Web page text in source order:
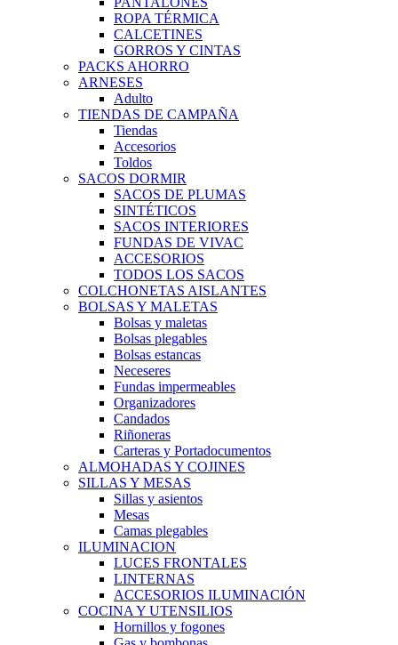
ROPA TÉRMICA
CALCETINES
GORROS Y CINTAS
PACKS AHORRO
ARNESES
Adulto
TIENDAS DE CAMPAÑA
Tiendas
Accesorios
Toldos
SACOS DORMIR
SACOS DE PLUMAS
SINTÉTICOS
SACOS INTERIORES
FUNDAS DE VIVAC
ACCESORIOS
TODOS LOS SACOS
COLCHONETAS AISLANTES
BOLSAS Y MALETAS
Bolsas y maletas
Bolsas plegables
Bolsas estancas
Neceseres
Fundas impermeables
Organizadores
Candados
Riñoneras
Carteras y Portadocumentos
ALMOHADAS Y COJINES
SILLAS Y MESAS
Sillas y asientos
Mesas
Camas plegables
ILUMINACION
LUCES FRONTALES
LINTERNAS
ACCESORIOS ILUMINACIÓN
COCINA Y UTENSILIOS
Hornillos y fogones